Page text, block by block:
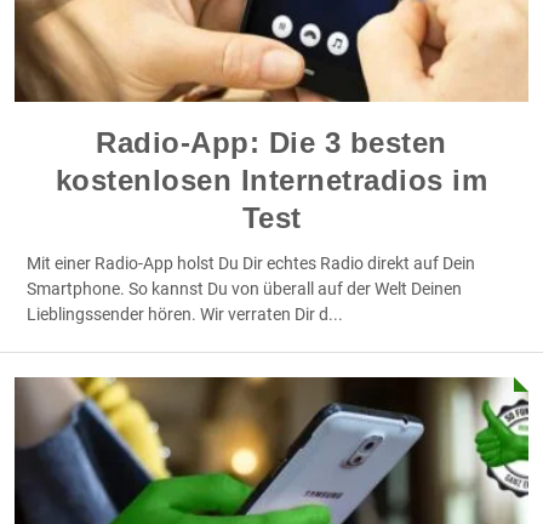
Radio-App: Die 3 besten
kostenlosen Internetradios im
Test
Mit einer Radio-App holst Du Dir echtes Radio direkt auf Dein
Smartphone. So kannst Du von überall auf der Welt Deinen
Lieblingssender hören. Wir verraten Dir d...